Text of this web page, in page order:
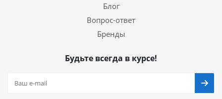
Блог
Вопрос-ответ
Бренды
Будьте всегда в курсе!